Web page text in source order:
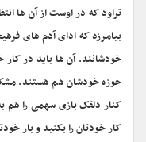
تراود که در اوست از آن ها
بیامرزد که ادای آدم های
خودشانند. آن ها باید در
حوزه خودشان هم هستند.
کنار دلقک بازی سهمی را
کار خودتان را بکنید و بار